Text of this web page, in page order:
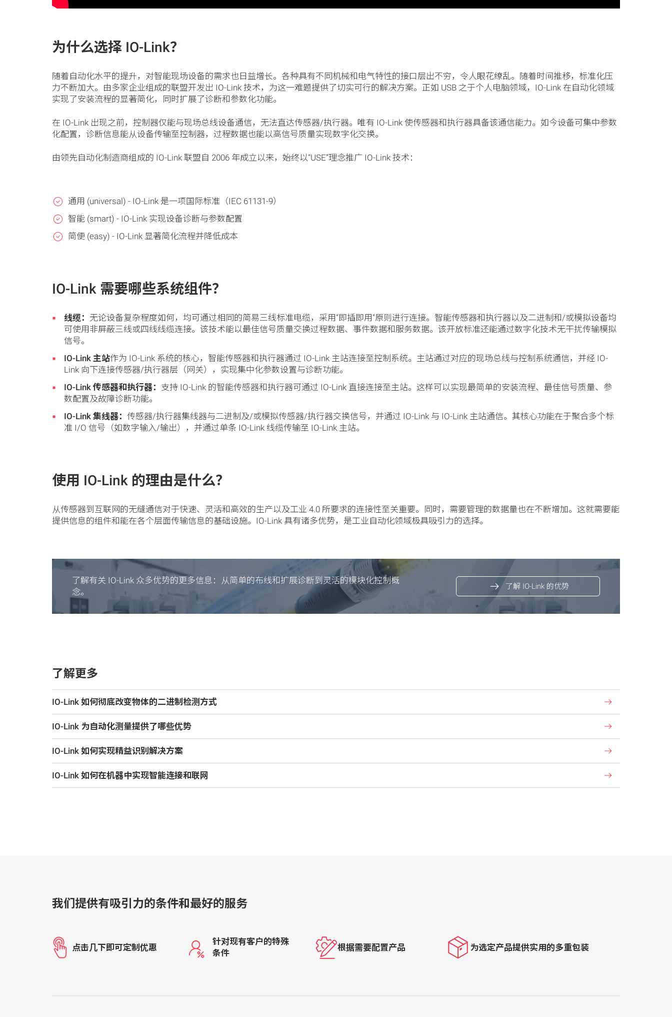
为什么选择 IO-Link？
随着自动化水平的提升，对智能现场设备的需求也日益增长。各种具有不同机械和电气特性的接口层出不穷，令人眼花缭乱。随着时间推移，标准化压
力不断加大。由多家企业组成的联盟开发出 IO-Link 技术，为这一难题提供了切实可行的解决方案。正如 USB 之于个人电脑领域，IO-Link 在自动化领域
实现了安装流程的显著简化，同时扩展了诊断和参数化功能。
在 IO-Link 出现之前，控制器仅能与现场总线设备通信，无法直达传感器/执行器。唯有 IO-Link 使传感器和执行器具备该通信能力。如今设备可集中参数
化配置，诊断信息能从设备传输至控制器，过程数据也能以高信号质量实现数字化交换。
由领先自动化制造商组成的 IO-Link 联盟自 2006 年成立以来，始终以“USE”理念推广 IO-Link 技术：
通用 (universal) - IO-Link 是一项国际标准（IEC 61131-9）
智能 (smart) - IO-Link 实现设备诊断与参数配置
简便 (easy) - IO-Link 显著简化流程并降低成本
IO-Link 需要哪些系统组件？
线缆： 无论设备复杂程度如何，均可通过相同的简易三线标准电缆，采用“即插即用”原则进行连接。智能传感器和执行器以及二进制和/或模拟设备均
可使用非屏蔽三线或四线线缆连接。该技术能以最佳信号质量交换过程数据、事件数据和服务数据。该开放标准还能通过数字化技术无干扰传输模拟
信号。
IO-Link 主站作为 IO-Link 系统的核心，智能传感器和执行器通过 IO-Link 主站连接至控制系统。主站通过对应的现场总线与控制系统通信，并经 IO-
Link 向下连接传感器/执行器层（网关），实现集中化参数设置与诊断功能。
IO-Link 传感器和执行器： 支持 IO-Link 的智能传感器和执行器可通过 IO-Link 直接连接至主站。这样可以实现最简单的安装流程、最佳信号质量、参
数配置及故障诊断功能。
IO-Link 集线器： 传感器/执行器集线器与二进制及/或模拟传感器/执行器交换信号，并通过 IO-Link 与 IO-Link 主站通信。其核心功能在于聚合多个标
准 I/O 信号（如数字输入/输出），并通过单条 IO-Link 线缆传输至 IO-Link 主站。
使用 IO-Link 的理由是什么？
从传感器到互联网的无缝通信对于快速、灵活和高效的生产以及工业 4.0 所要求的连接性至关重要。同时，需要管理的数据量也在不断增加。这就需要能
提供信息的组件和能在各个层面传输信息的基础设施。IO-Link 具有诸多优势，是工业自动化领域极具吸引力的选择。
了解有关 IO-Link 众多优势的更多信息：从简单的布线和扩展诊断到灵活的模块化控制概
念。
了解 IO-Link 的优势
了解更多
IO-Link 如何彻底改变物体的二进制检测方式
IO-Link 为自动化测量提供了哪些优势
IO-Link 如何实现精益识别解决方案
IO-Link 如何在机器中实现智能连接和联网
我们提供有吸引力的条件和最好的服务
点击几下即可定制优惠
针对现有客户的特殊
条件
根据需要配置产品 为选定产品提供实用的多重包装